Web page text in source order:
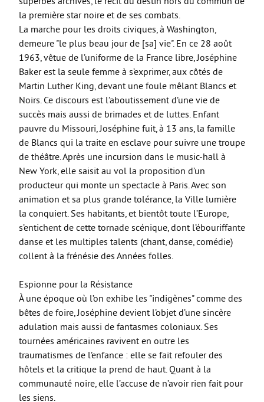
la première star noire et de ses combats.
La marche pour les droits civiques, à Washington,
demeure "le plus beau jour de [sa] vie". En ce 28 août
1963, vêtue de l’uniforme de la France libre, Joséphine
Baker est la seule femme à s’exprimer, aux côtés de
Martin Luther King, devant une foule mêlant Blancs et
Noirs. Ce discours est l’aboutissement d’une vie de
succès mais aussi de brimades et de luttes. Enfant
pauvre du Missouri, Joséphine fuit, à 13 ans, la famille
de Blancs qui la traite en esclave pour suivre une troupe
de théâtre. Après une incursion dans le music-hall à
New York, elle saisit au vol la proposition d’un
producteur qui monte un spectacle à Paris. Avec son
animation et sa plus grande tolérance, la Ville lumière
la conquiert. Ses habitants, et bientôt toute l’Europe,
s’entichent de cette tornade scénique, dont l’ébouriffante
danse et les multiples talents (chant, danse, comédie)
collent à la frénésie des Années folles.
Espionne pour la Résistance
À une époque où l’on exhibe les "indigènes" comme des
bêtes de foire, Joséphine devient l’objet d’une sincère
adulation mais aussi de fantasmes coloniaux. Ses
tournées américaines ravivent en outre les
traumatismes de l’enfance : elle se fait refouler des
hôtels et la critique la prend de haut. Quant à la
communauté noire, elle l’accuse de n’avoir rien fait pour
les siens.